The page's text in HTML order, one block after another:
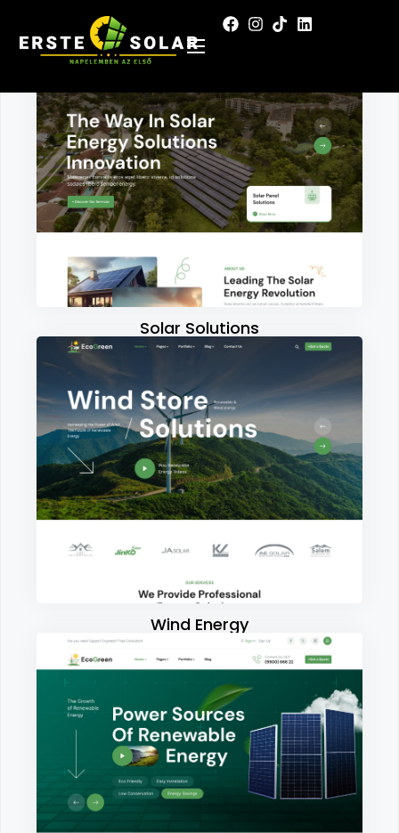
Solar Solutions
Wind Energy